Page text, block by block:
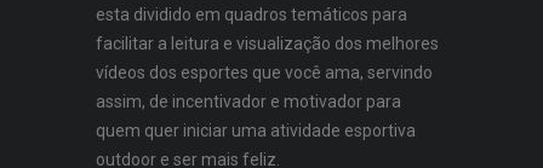
esta dividido em quadros temáticos para
facilitar a leitura e visualização dos melhores
vídeos dos esportes que você ama, servindo
assim, de incentivador e motivador para
quem quer iniciar uma atividade esportiva
outdoor e ser mais feliz.